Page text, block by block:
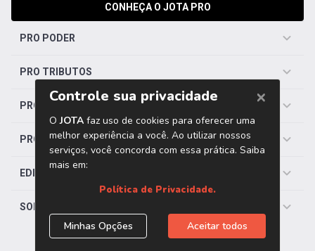
CONHEÇA O JOTA PRO
PRO PODER
PRO TRIBUTOS
PRO TRABALHISTA
PRO SAÚDE
EDITORIAS
SOBRE O JOTA